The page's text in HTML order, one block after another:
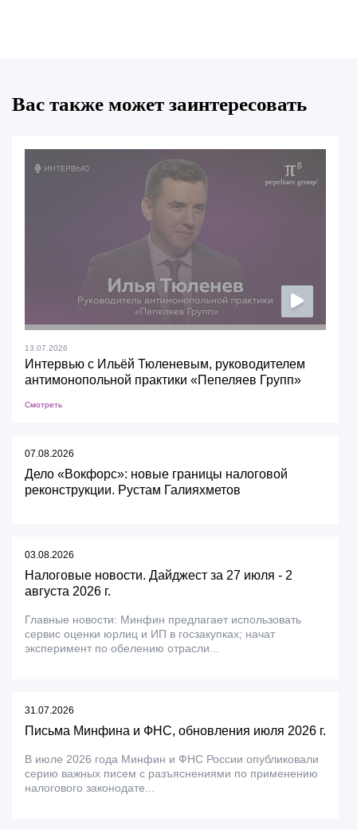
Вас также может заинтересовать
13.07.2026
Интервью с Ильёй Тюленевым, руководителем
антимонопольной практики «Пепеляев Групп»
Смотреть
07.08.2026
Дело «Вокфорс»: новые границы налоговой
реконструкции. Рустам Галияхметов
03.08.2026
Налоговые новости. Дайджест за 27 июля - 2
августа 2026 г.
Главные новости: Минфин предлагает использовать
сервис оценки юрлиц и ИП в госзакупках; начат
эксперимент по обелению отрасли...
31.07.2026
Письма Минфина и ФНС, обновления июля 2026 г.
В июле 2026 года Минфин и ФНС России опубликовали
серию важных писем с разъяснениями по применению
налогового законодате...